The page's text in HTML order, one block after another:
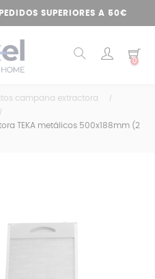
SUPERIORES A 50€
0
campana extractora
TEKA metálicos 500x188mm (2